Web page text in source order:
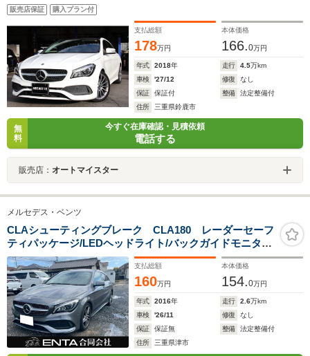
販売店保証 購入プラン付
支払総額
178万円
本体価格
166.0万円
年式 2018年 走行 4.5万km
車検
'27/12 修復
なし
保証
保証付 整備
法定整備付
住所
三重県鈴鹿市
無
料
今すぐ在庫確認・見積依頼
電話する
販売店： オートマイスター
メルセデス・ベンツ
CLAシューティングブレーク CLA180 レーダーセーフ
ティパッケージ/LEDヘッドライト/バックガイドモニター/
パドルシフト/パワーリアゲート/スマートキー/純正18イン
チAW/
支払総額
160万円
本体価格
154.0万円
年式 2016年 走行 2.6万km
車検
'26/11 修復
なし
保証
保証無 整備
法定整備付
住所
三重県津市